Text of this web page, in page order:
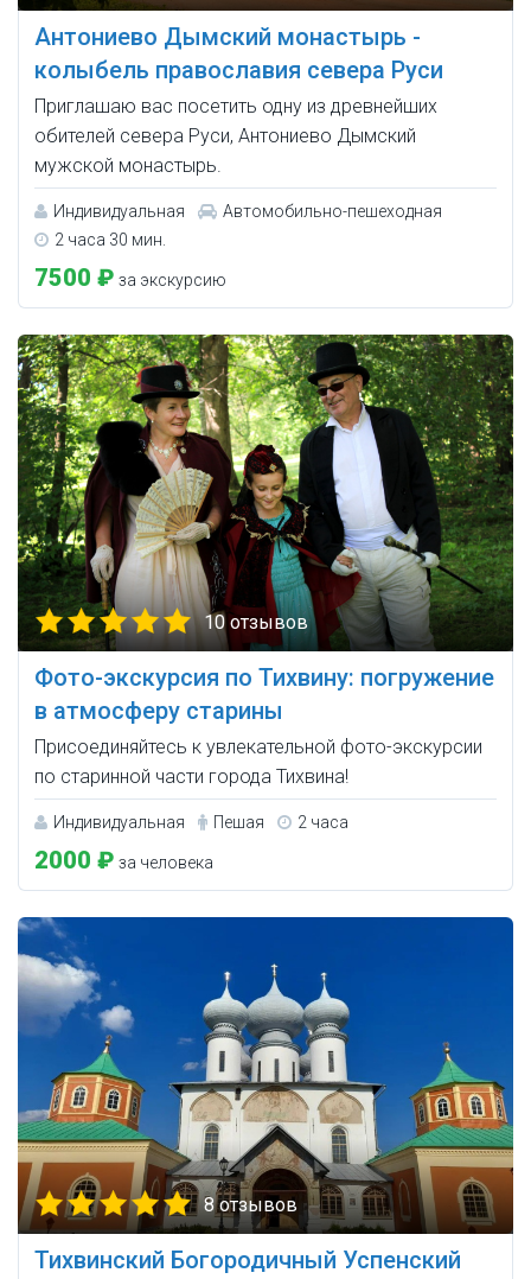
Антониево Дымский монастырь -
колыбель православия севера Руси
Приглашаю вас посетить одну из древнейших
обителей севера Руси, Антониево Дымский
мужской монастырь.
Индивидуальная
Автомобильно-пешеходная
2 часа 30 мин.
7500 ₽ за экскурсию
10 отзывов
Фото-экскурсия по Тихвину: погружение
в атмосферу старины
Присоединяйтесь к увлекательной фото-экскурсии
по старинной части города Тихвина!
Индивидуальная Пешая 2 часа
2000 ₽ за человека
8 отзывов
Тихвинский Богородичный Успенский